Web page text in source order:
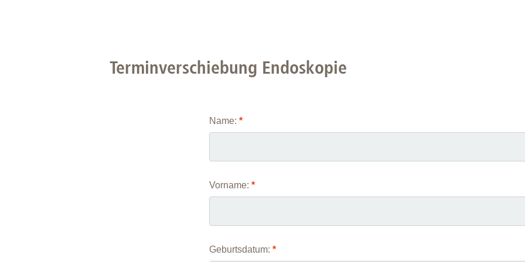
Ansprechpersonen
Dekanin für Forschung und Transfer und
Forschungskommission
Terminverschiebung Endoskopie
Name: *
Vorname: *
Geburtsdatum: *